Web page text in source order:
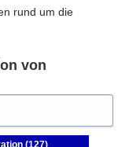
rund um die
von